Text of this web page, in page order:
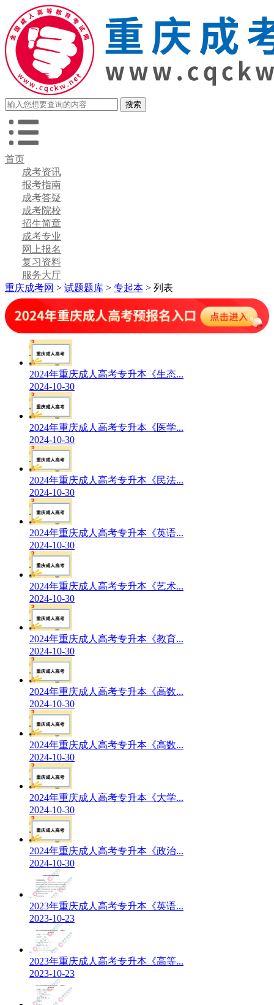
首页
成考资讯
报考指南
成考答疑
成考院校
招生简章
成考专业
网上报名
复习资料
服务大厅
重庆成考网 > 试题题库 > 专起本 > 列表
2024年重庆成人高考专升本《生态...
2024-10-30
2024年重庆成人高考专升本《医学...
2024-10-30
2024年重庆成人高考专升本《民法...
2024-10-30
2024年重庆成人高考专升本《英语...
2024-10-30
2024年重庆成人高考专升本《艺术...
2024-10-30
2024年重庆成人高考专升本《教育...
2024-10-30
2024年重庆成人高考专升本《高数...
2024-10-30
2024年重庆成人高考专升本《高数...
2024-10-30
2024年重庆成人高考专升本《大学...
2024-10-30
2024年重庆成人高考专升本《政治...
2024-10-30
2023年重庆成人高考专升本《英语...
2023-10-23
2023年重庆成人高考专升本《高等...
2023-10-23